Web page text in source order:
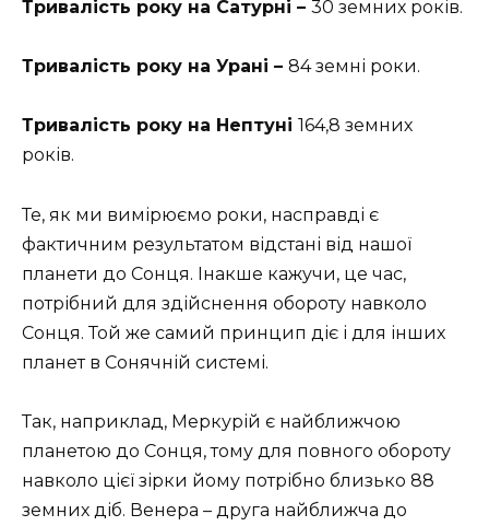
Тривалість року на Сатурні – 30 земних років.
Тривалість року на Урані – 84 земні роки.
Тривалість року на Нептуні 164,8 земних
років.
Те, як ми вимірюємо роки, насправді є
фактичним результатом відстані від нашої
планети до Сонця. Інакше кажучи, це час,
потрібний для здійснення обороту навколо
Сонця. Той же самий принцип діє і для інших
планет в Сонячній системі.
Так, наприклад, Меркурій є найближчою
планетою до Сонця, тому для повного обороту
навколо цієї зірки йому потрібно близько 88
земних діб. Венера – друга найближча до